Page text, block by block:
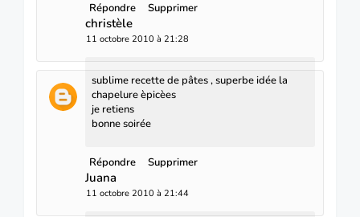
Répondre Supprimer
christèle
11 octobre 2010 à 21:28
sublime recette de pâtes , superbe idée la
chapelure èpicèes
je retiens
bonne soirée
Répondre Supprimer
Juana
11 octobre 2010 à 21:44